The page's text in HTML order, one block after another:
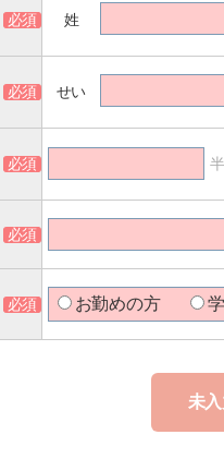
姓
せい
お勤めの方
未